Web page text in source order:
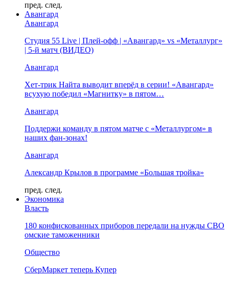
пред. след.
Авангард
Авангард
Студия 55 Live | Плей-офф | «Авангард» vs «Металлург»
| 5-й матч (ВИДЕО)
Авангард
Хет-трик Найта выводит вперёд в серии! «Авангард»
всухую победил «Магнитку» в пятом…
Авангард
Поддержи команду в пятом матче с «Металлургом» в
наших фан-зонах!
Авангард
Александр Крылов в программе «Большая тройка»
пред. след.
Экономика
Власть
180 конфискованных приборов передали на нужды СВО
омские таможенники
Общество
СберМаркет теперь Купер